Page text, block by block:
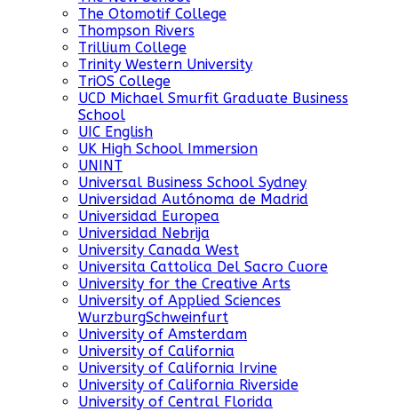
The Otomotif College
Thompson Rivers
Trillium College
Trinity Western University
TriOS College
UCD Michael Smurfit Graduate Business
School
UIC English
UK High School Immersion
UNINT
Universal Business School Sydney
Universidad Autónoma de Madrid
Universidad Europea
Universidad Nebrija
University Canada West
Universita Cattolica Del Sacro Cuore
University for the Creative Arts
University of Applied Sciences
WurzburgSchweinfurt
University of Amsterdam
University of California
University of California Irvine
University of California Riverside
University of Central Florida